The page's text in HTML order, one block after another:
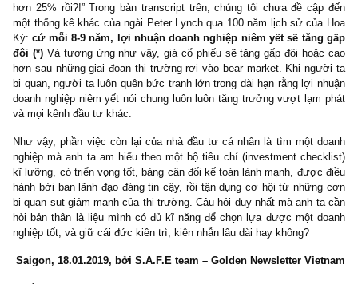
trước đó thị trường quá ít thanh khoản), chúng ta có 9 lần điều
-10% và 3 lần giảm mạnh hơn -25% (2008, 2012, 2018). Từ
đến Q1-2018, chúng ta phải thừa nhận rằng TTCK Việt Nam đã
“cú chạy dài” 6 năm vô cùng mỹ mãn: chỉ số VNIndex đã
gấp ba trong khi lợi nhuận các doanh nghiệp niêm yết chỉ tăng
đôi một chút, trong đó quá nửa phần tăng trưởng đều đến từ các
chu kỳ như ngân hàng – bất động sản – vật liệu xây dựng.
Đến đây ắt hẳn nhiều độc giả sẽ phản ánh rằng: “Biết lịch sử
thì chúng tôi làm được gì bây giờ, dù gì thì thị trường cũng đã
hơn 25% rồi?!” Trong bản transcript trên, chúng tôi chưa đề
một thống kê khác của ngài Peter Lynch qua 100 năm lịch sử
Kỳ:cứ mỗi 8-9 năm, lợi nhuận doanh nghiệp niêm yết sẽ
đôi (*)Và tương ứng như vậy, giá cổ phiếu sẽ tăng gấp đôi
bi quan, người ta luôn quên bức tranh lớn trong dài hạn rằng lợi